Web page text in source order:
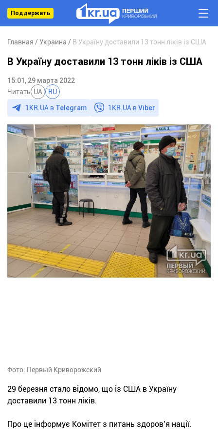
Поддержать
Главная Украина В Україну доставили 13 тонн ліків із США
В Україну доставили 13 тонн ліків із США
15:01, 29 марта 2022
Читать UA RU
1KR.UA в Telegram 1KR.UA вViber
Фото: Первый Криворожский
29 березня стало відомо, що із США в Україну
доставили 13 тонн ліків.
Про це інформує Комітет з питань здоров’я нації.